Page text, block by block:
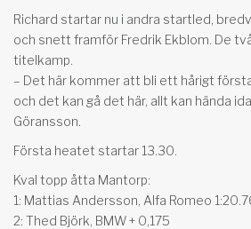
Richard startar nu i andra startled,
och snett framför Fredrik Ekblom. De
titelkamp.
– Det här kommer att bli ett hårigt
och det kan gå det här, allt kan hända
Göransson.
Första heatet startar 13.30.
Kval topp åtta Mantorp:
1: Mattias Andersson, Alfa Romeo
2: Thed Björk, BMW + 0,175